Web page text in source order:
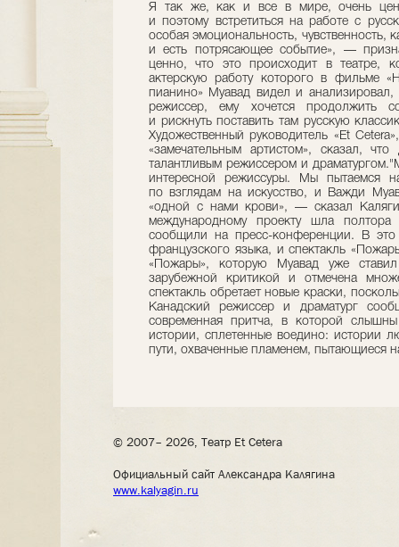
Я так же, как и все в мире, очень
и поэтому встретиться на работе с
особая эмоциональность, чувственность,
и есть потрясающее событие», —
ценно, что это происходит в театре,
актерскую работу которого в фильме
пианино» Муавад видел и анализировал,
режиссер, ему хочется продолжить
и рискнуть поставить там русскую
Художественный руководитель «Et
«замечательным артистом», сказал,
талантливым режиссером и
интересной режиссуры. Мы
по взглядам на искусство, и Важди
«одной с нами крови», — сказал
международному проекту шла
сообщили на пресс-конференции. В
французского языка, и спектакль
«Пожары», которую Муавад уже
зарубежной критикой и отмечена
спектакль обретает новые краски,
Канадский режиссер и драматург
современная притча, в которой
истории, сплетенные воедино: истории
пути, охваченные пламенем, пытающиеся
© 2007– 2026, Театр Et Cetera
Официальный сайт Александра Калягина
www.kalyagin.ru